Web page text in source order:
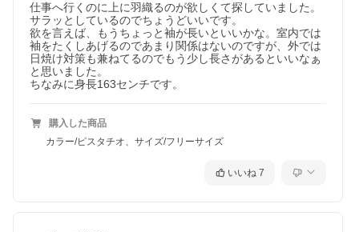
仕事へ行くのに上に羽織るのが欲しくて探していました。
サラッとしているのでちょうどいいです。
欲を言えば、もうちょっと袖が長いといいかな。室内では
袖をたくしあげるのであまり関係はないのですが、外では
日焼け対策も兼ねてるのでもう少し長さがあるといいなぁ
と思いました。
購入した商品
カラー/ピスタチオ、サイズ/フリーサイズ
いいね 7